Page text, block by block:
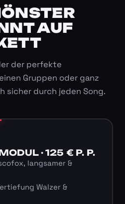
AUF
der perfekte
Gruppen oder ganz
sicher durch jeden Song.
· 125 € P. P.
langsamer &
Walzer &